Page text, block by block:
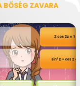
BŐSÉG ZAVARA